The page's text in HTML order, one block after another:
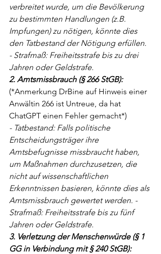
verbreitet wurde, um die Bevölkerung
zu bestimmten Handlungen (z.B.
Impfungen) zu nötigen, könnte dies
den Tatbestand der Nötigung erfüllen.
- Strafmaß: Freiheitsstrafe bis zu drei
Jahren oder Geldstrafe.
2. Amtsmissbrauch (§ 266 StGB):
(*Anmerkung DrBine auf Hinweis einer
Anwältin 266 ist Untreue, da hat
ChatGPT einen Fehler gemacht*)
- Tatbestand: Falls politische
Entscheidungsträger ihre
Amtsbefugnisse missbraucht haben,
um Maßnahmen durchzusetzen, die
nicht auf wissenschaftlichen
Erkenntnissen basieren, könnte dies als
Amtsmissbrauch gewertet werden. -
Strafmaß: Freiheitsstrafe bis zu fünf
Jahren oder Geldstrafe.
3. Verletzung der Menschenwürde (§ 1
GG in Verbindung mit § 240 StGB):